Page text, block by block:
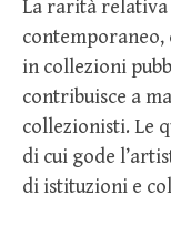
La rarità relativa
in collezioni
contribuisce a
collezionisti. Le
di cui gode
di istituzioni e